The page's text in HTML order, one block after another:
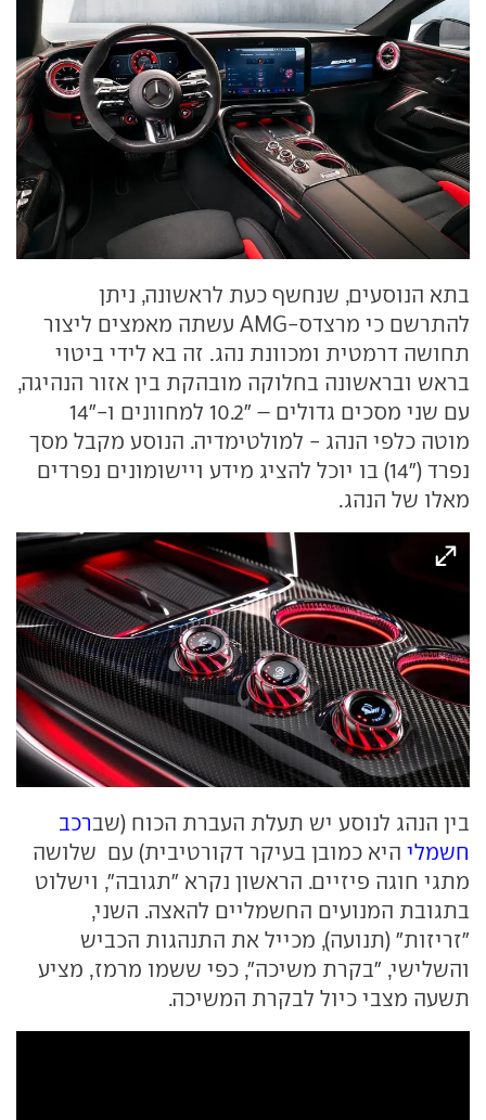
בתא הנוסעים, שנחשף כעת לראשונה, ניתן
להתרשם כי מרצדס-AMG עשתה מאמצים ליצור
תחושה דרמטית ומכוונת נהג. זה בא לידי ביטוי
בראש ובראשונה בחלוקה מובהקת בין אזור הנהיגה,
עם שני מסכים גדולים – "10.2 למחוונים ו-"14
מוטה כלפי הנהג - למולטימדיה. הנוסע מקבל מסך
נפרד ("14) בו יוכל להציג מידע ויישומונים נפרדים
מאלו של הנהג.
בין הנהג לנוסע יש תעלת העברת הכוח (שברכב
חשמלי היא כמובן בעיקר דקורטיבית) עם שלושה
מתגי חוגה פיזיים. הראשון נקרא "תגובה", וישלוט
בתגובת המנועים החשמליים להאצה. השני,
"זריזות" (תנועה), מכייל את התנהגות הכביש
והשלישי, "בקרת משיכה", כפי ששמו מרמז, מציע
תשעה מצבי כיול לבקרת המשיכה.